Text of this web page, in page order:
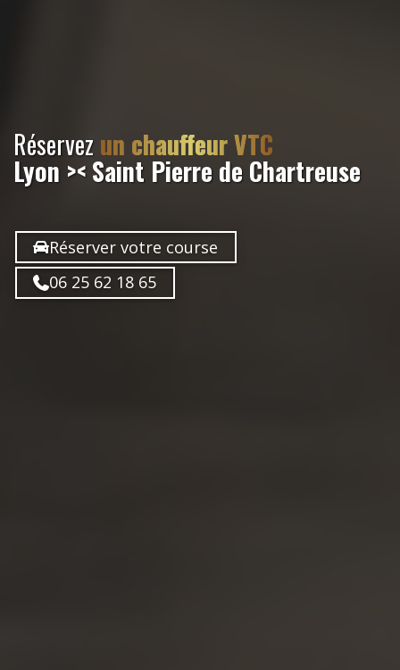
Réservezun chauffeur VTC
Lyon >< Saint Pierre de Chartreuse
Réserver votre course
06 25 62 18 65